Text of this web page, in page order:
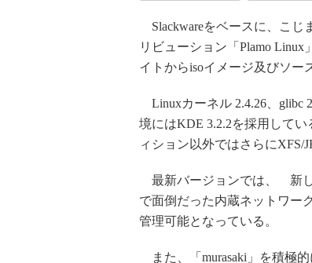
Slackwareをベースに、こじ
リビューション「Plamo Linux
イトからisoイメージ及びソー
Linuxカーネル 2.4.26、glibc
境にはKDE 3.2.2を採用してい
ィション以外ではさらにXFS/
最新バージョンでは、 新し
で面倒だった内蔵ネットワー
管理可能となっている。
また、「murasaki」を積極